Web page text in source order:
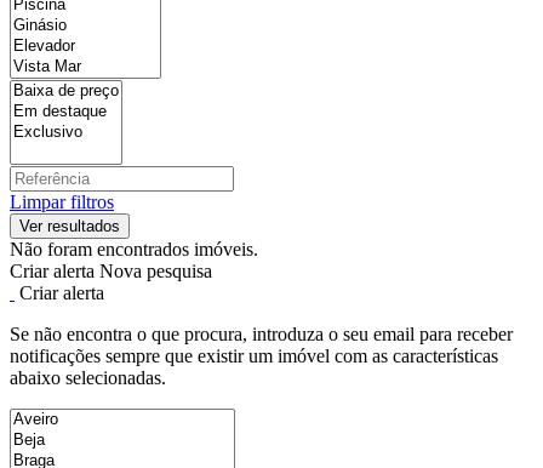
Limpar filtros
Não foram encontrados imóveis.
Criar alerta Nova pesquisa
Criar alerta
Se não encontra o que procura, introduza o seu email para receber
notificações sempre que existir um imóvel com as características
abaixo selecionadas.